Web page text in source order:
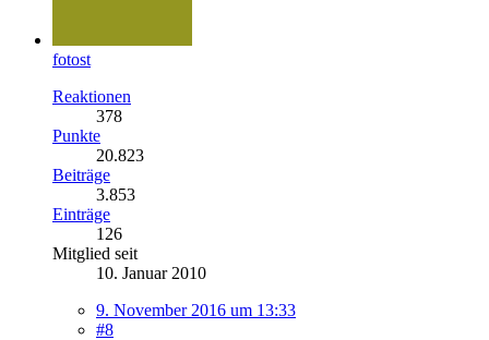
fotost
Reaktionen
378
Punkte
20.823
Beiträge
3.853
Einträge
126
Mitglied seit
10. Januar 2010
9. November 2016 um 13:33
#8